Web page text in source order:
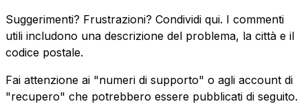
Suggerimenti? Frustrazioni? Condividi qui. I commenti
utili includono una descrizione del problema, la città e il
codice postale.
Fai attenzione ai "numeri di supporto" o agli account di
"recupero" che potrebbero essere pubblicati di seguito.